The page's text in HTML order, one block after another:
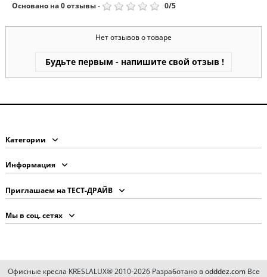
Основано на0отзывы- 0/5
Нет отзывов о товаре
Будьте первым - напишите свой отзыв !
Категории
Информация
Приглашаем на ТЕСТ-ДРАЙВ
Мы в соц. сетях
Офисные кресла KRESLALUX® 2010-2026 Разработано вodddez.comВсе